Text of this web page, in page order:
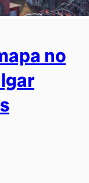
no